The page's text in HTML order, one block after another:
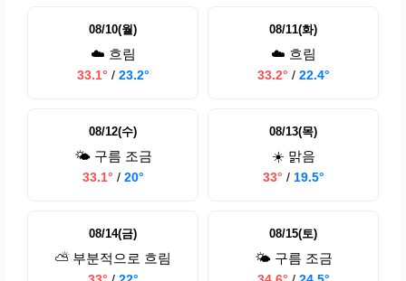
08/10(월)
☁️ 흐림
33.1° / 23.2°
08/11(화)
☁️ 흐림
33.2° / 22.4°
08/12(수)
🌤️ 구름 조금
33.1° / 20°
08/13(목)
☀️ 맑음
33° / 19.5°
08/14(금)
⛅ 부분적으로 흐림
08/15(토)
🌤️ 구름 조금